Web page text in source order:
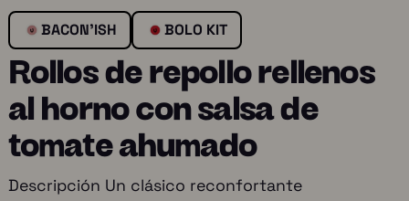
BACON'ISH BOLO KIT
Rollos de repollo rellenos
al horno con salsa de
tomate ahumado
Descripción Un clásico reconfortante